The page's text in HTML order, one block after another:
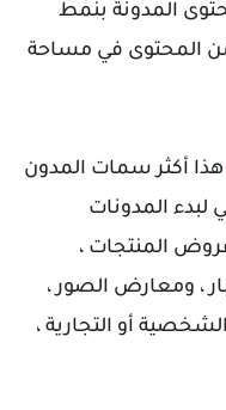
المدونة بنمط
المحتوى في مساحة
هذا أكثر سمات المدون
لبدء المدونات
المنتجات ،
، ومعارض الصور ،
أو التجارية ،